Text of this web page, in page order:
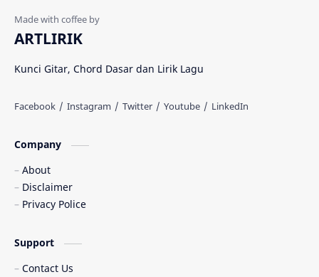
Afgan
Ami Rahmi
Anak Kompleks
Andy Lo Wi
ARTLIRIK
Kunci Gitar, Chord Dasar dan Lirik Lagu
Company
About
Disclaimer
Privacy Police
Support
Contact Us